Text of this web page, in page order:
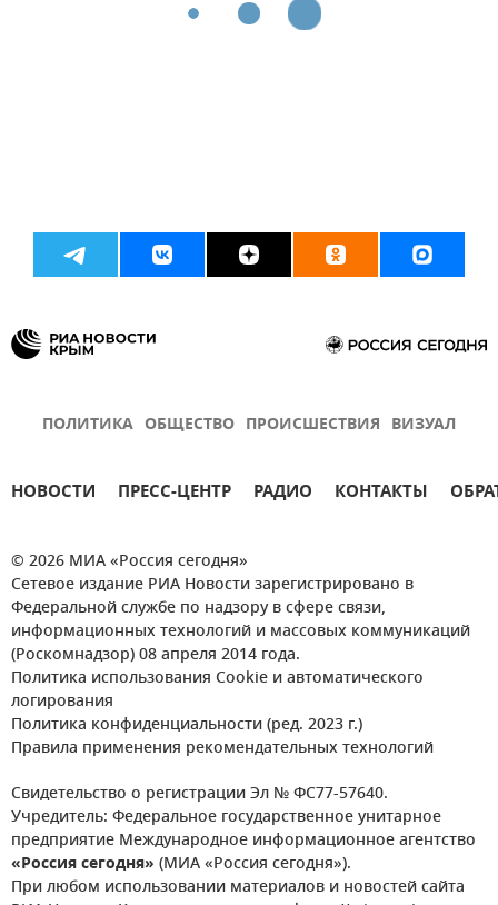
ПОЛИТИКА ОБЩЕСТВО ПРОИСШЕСТВИЯ ВИЗУАЛ
НОВОСТИ ПРЕСС-ЦЕНТР РАДИО КОНТАКТЫ
© 2026 МИА «Россия сегодня»
Сетевое издание РИА Новости зарегистрировано в
Федеральной службе по надзору в сфере связи,
информационных технологий и массовых коммуникаций
(Роскомнадзор) 08 апреля 2014 года.
Политика использования Cookie и автоматического
логирования
Политика конфиденциальности (ред. 2023 г.)
Правила применения рекомендательных технологий
Свидетельство о регистрации Эл № ФС77-57640.
Учредитель: Федеральное государственное унитарное
предприятие Международное информационное агентство
«Россия сегодня» (МИА «Россия сегодня»).
При любом использовании материалов и новостей сайта